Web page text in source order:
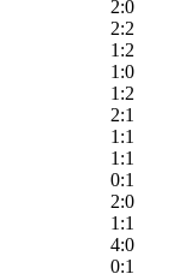
2:0
2:2
1:2
1:0
1:2
2:1
1:1
1:1
0:1
2:0
1:1
4:0
0:1